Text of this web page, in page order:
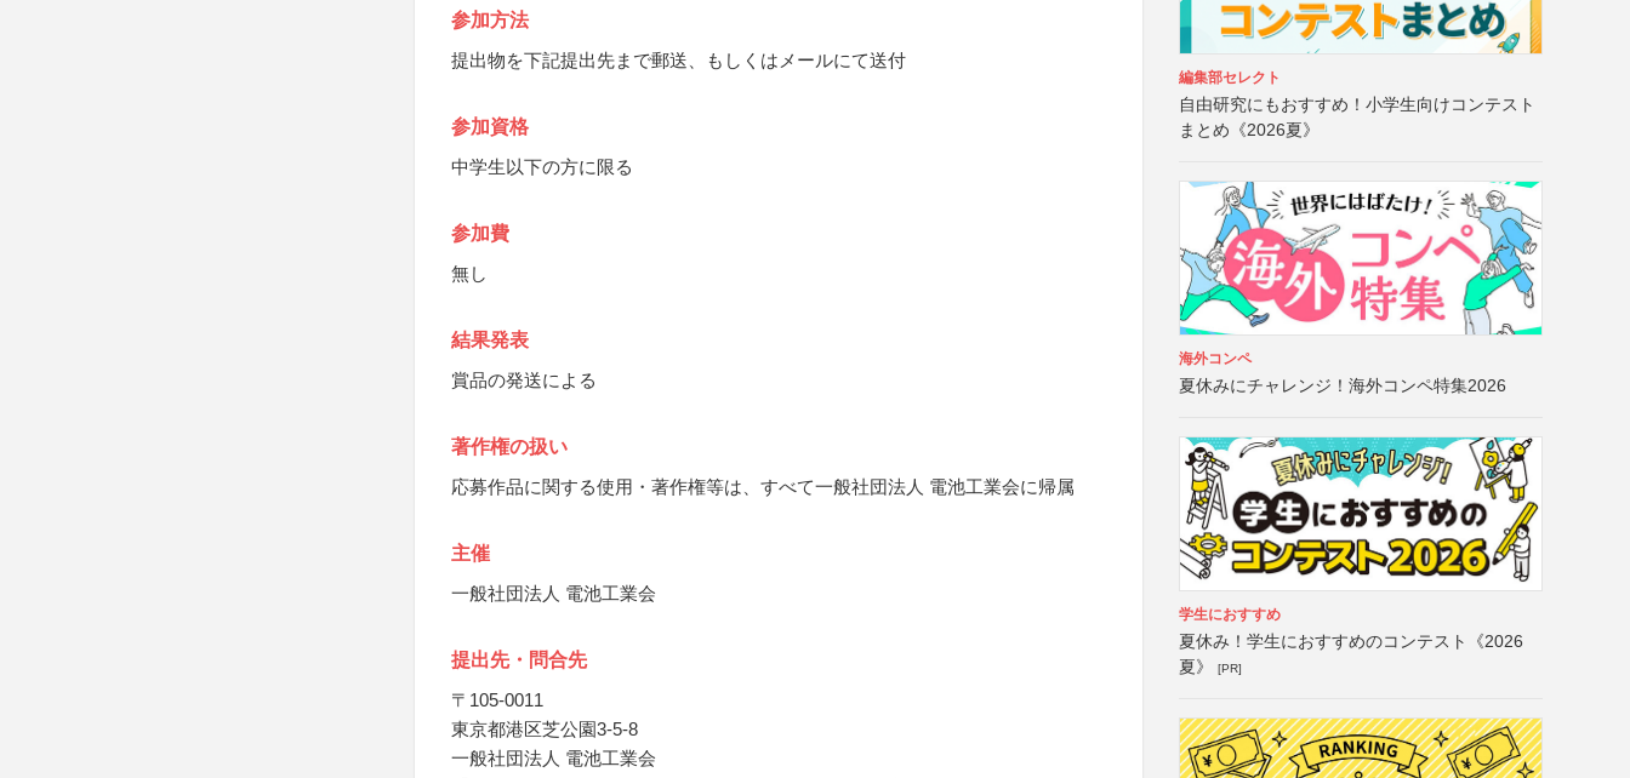
参加方法
提出物を下記提出先まで郵送、もしくはメールにて送付
参加資格
中学生以下の方に限る
参加費
無し
結果発表
賞品の発送による
著作権の扱い
応募作品に関する使用・著作権等は、すべて一般社団法人 電池工業会に帰属
主催
一般社団法人 電池工業会
提出先・問合先
〒105-0011
東京都港区芝公園3-5-8
一般社団法人 電池工業会
編集部セレクト
自由研究にもおすすめ！小学生向けコンテスト
まとめ《2026夏》
海外コンペ
夏休みにチャレンジ！海外コンペ特集2026
学生におすすめ
夏休み！学生におすすめのコンテスト《2026
夏》
[PR]